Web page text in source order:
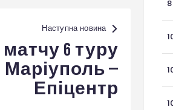
Наступна новина
6 туру
Маріуполь –
Епіцентр
8